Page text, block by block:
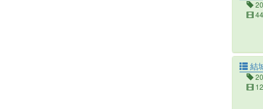
44
結
12